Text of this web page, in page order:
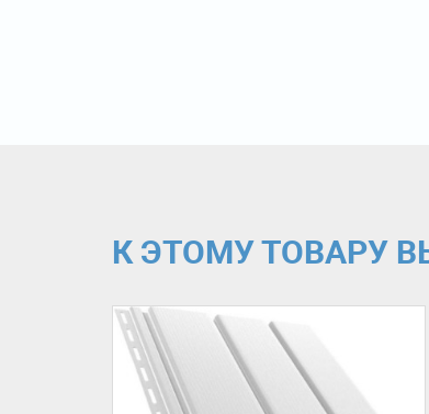
К ЭТОМУ ТОВАРУ